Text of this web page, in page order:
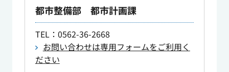
都市整備部 都市計画課
TEL：0562-36-2668
お問い合わせは専用フォームをご利用く
ださい